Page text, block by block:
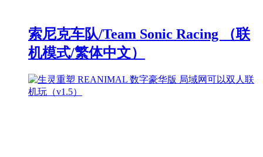
索尼克车队/Team Sonic Racing （联
机模式/繁体中文）